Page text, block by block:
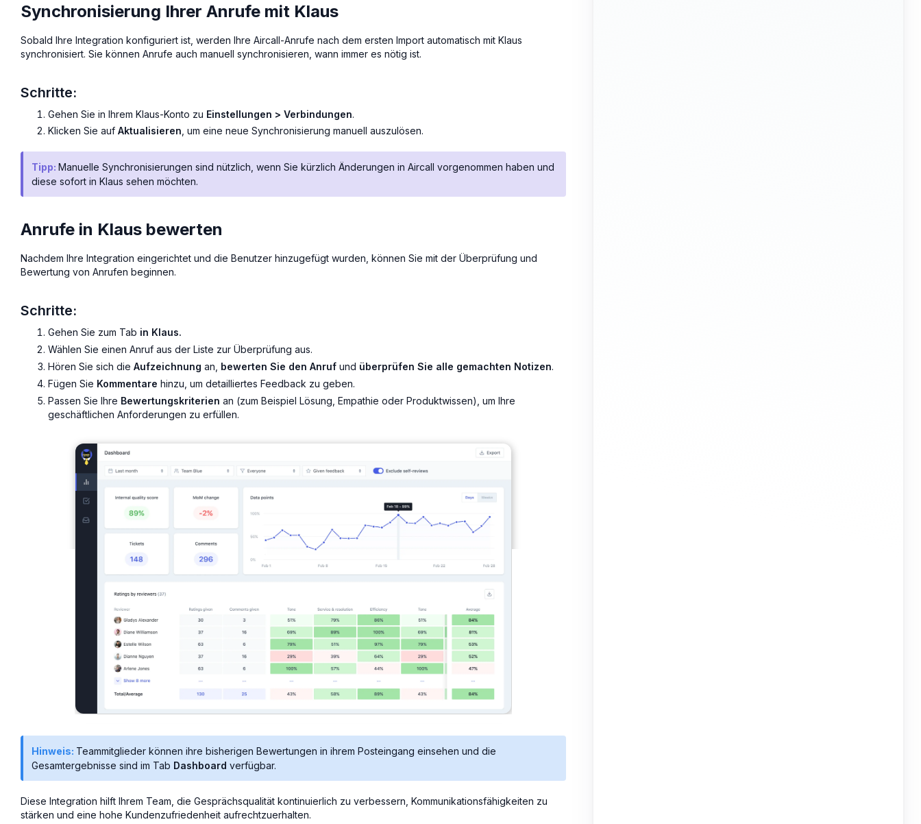
Synchronisierung Ihrer Anrufe mit Klaus
Sobald Ihre Integration konfiguriert ist, werden Ihre Aircall-Anrufe nach dem ersten Import automatisch mit Klaus
synchronisiert. Sie können Anrufe auch manuell synchronisieren, wann immer es nötig ist.
Schritte:
Gehen Sie in Ihrem Klaus-Konto zu Einstellungen > Verbindungen.
Klicken Sie auf Aktualisieren, um eine neue Synchronisierung manuell auszulösen.
Tipp: Manuelle Synchronisierungen sind nützlich, wenn Sie kürzlich Änderungen in Aircall vorgenommen haben und
diese sofort in Klaus sehen möchten.
Anrufe in Klaus bewerten
Nachdem Ihre Integration eingerichtet und die Benutzer hinzugefügt wurden, können Sie mit der Überprüfung und
Bewertung von Anrufen beginnen.
Schritte:
Gehen Sie zum Tab in Klaus.
Wählen Sie einen Anruf aus der Liste zur Überprüfung aus.
Hören Sie sich die Aufzeichnung an, bewerten Sie den Anruf und überprüfen Sie alle gemachten Notizen.
Fügen Sie Kommentare hinzu, um detailliertes Feedback zu geben.
Passen Sie Ihre Bewertungskriterien an (zum Beispiel Lösung Empathie oder Produktwissen), um Ihre
geschäftlichen Anforderungen zu erfüllen.
Hinweis: Teammitglieder können ihre bisherigen Bewertungen in ihrem Posteingang einsehen und die
Gesamtergebnisse sind im Tab Dashboard verfügbar.
Diese Integration hilft Ihrem Team, die Gesprächsqualität kontinuierlich zu verbessern, Kommunikationsfähigkeiten zu
stärken und eine hohe Kundenzufriedenheit aufrechtzuerhalten.